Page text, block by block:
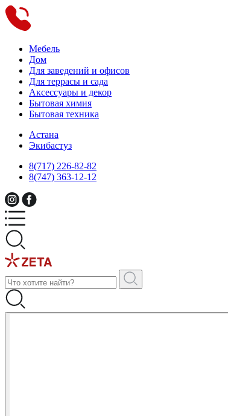
Мебель
Дом
Для заведений и офисов
Для террасы и сада
Аксессуары и декор
Бытовая химия
Бытовая техника
Астана
Экибастуз
8(717) 226-82-82
8(747) 363-12-12